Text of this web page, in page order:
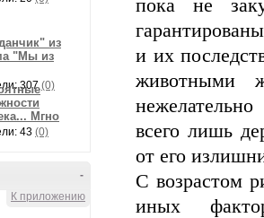
из
"Мы из
307(0)
Мгно
43 (0)
-
К приложению
пока не
и их
животными
всего лишь
от его
С возрастом
иных